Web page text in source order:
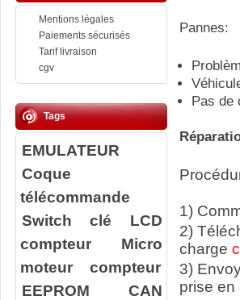
Mentions légales
Paiements sécurisés
Tarif livraison
cgv
Tags
EMULATEUR
Coque
télécommande
Switch clé
LCD
compteur
Micro
moteur compteur
EEPROM
CAN
Pannes:
Pas de
1)
2)
charge
3)
prise en